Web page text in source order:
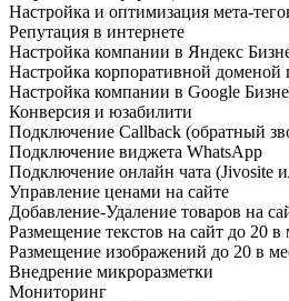
Настройка и оптимизация мета-
Репутация в интернете
Настройка компании в Яндекс
Настройка корпоративной доменой
Настройка компании в Google
Конверсия и юзабилити
Подключение Callback (обратный
Подключение виджета WhatsApp
Подключение онлайн чата (Jivosite
Управление ценами на сайте
Добавление-Удаление товаров на
Размещение текстов на сайт до 20 в
Размещение изображений до 20 в
Внедрение микроразметки
Мониторинг